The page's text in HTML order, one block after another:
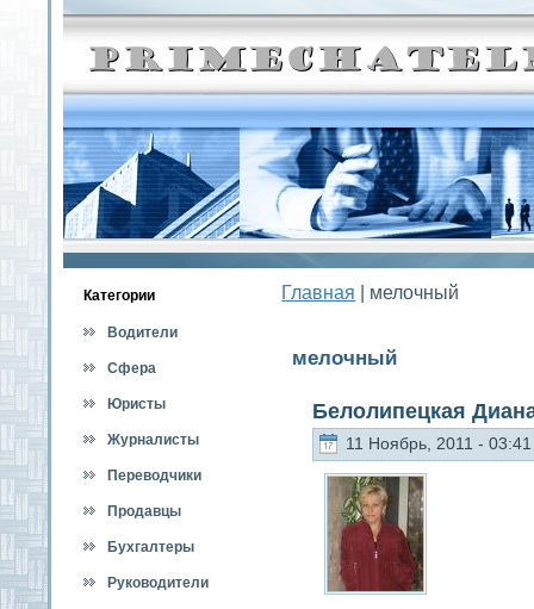
Категοрии
Водители
Сфера
обслуживания
Юристы
Журналисты
Переводчики
Продавцы
Бухгалтеры
Руководители
Главная | мелочный
мелочный
Белолипецкая
11 Ноябрь, 2011 - 03:41